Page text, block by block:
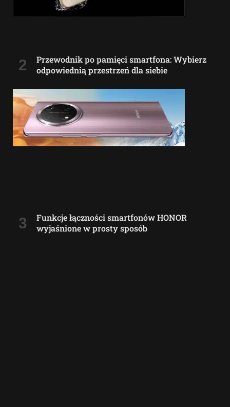
Przewodnik po pamięci smartfona: Wybierz
odpowiednią przestrzeń dla siebie
Funkcje łączności smartfonów HONOR
wyjaśnione w prosty sposób